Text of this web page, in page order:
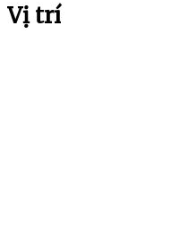
Vị trí